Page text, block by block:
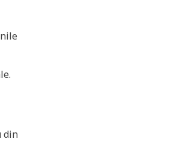
din